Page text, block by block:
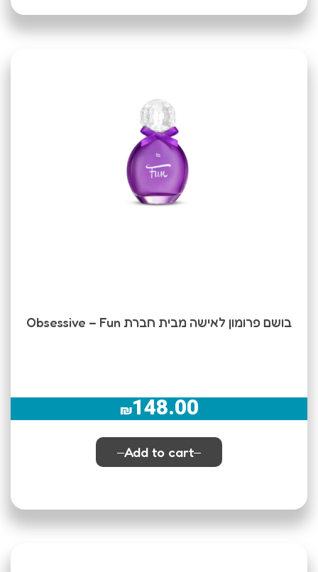
בושם פרומון לאישה מבית חברת Obsessive – Fun
₪148.00
Add to cart